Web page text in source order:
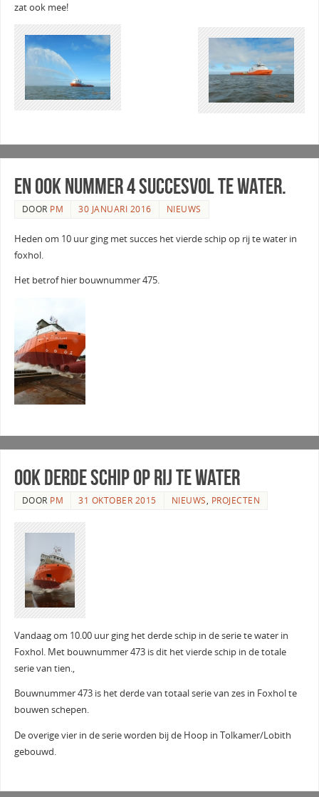
zat ook mee!
En ook nummer 4 succesvol te water.
DOOR PM 30 JANUARI 2016 NIEUWS
Heden om 10 uur ging met succes het vierde schip op rij te water in
foxhol.
Het betrof hier bouwnummer 475.
Ook derde schip op rij te water
DOOR PM 31 OKTOBER 2015 NIEUWS, PROJECTEN
Vandaag om 10.00 uur ging het derde schip in de serie te water in
Foxhol. Met bouwnummer 473 is dit het vierde schip in de totale
serie van tien.,
Bouwnummer 473 is het derde van totaal serie van zes in Foxhol te
bouwen schepen.
De overige vier in de serie worden bij de Hoop in Tolkamer/Lobith
gebouwd.